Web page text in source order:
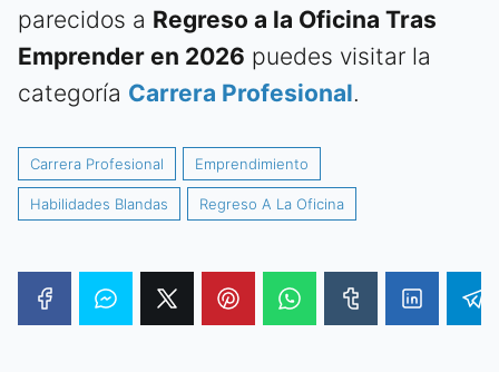
parecidos a Regreso a la Oficina Tras
Emprender en 2026 puedes visitar la
categoría Carrera Profesional.
Carrera Profesional Emprendimiento
Habilidades Blandas Regreso A La Oficina